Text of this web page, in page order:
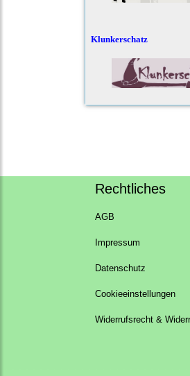
Klunkerschatz
Rechtliches
AGB
Impressum
Datenschutz
Cookieeinstellungen
Widerrufsrecht &